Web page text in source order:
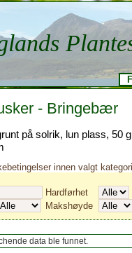
- Bringebær
på solrik, lun plass, 50
innen valgt kategori
Hardførhet
Makshøyde
data ble funnet.